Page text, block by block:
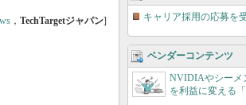
， TechTargetジャパン] キャリア採用の応募を
ベンダーコンテンツ
NVIDIAやシー
を利益に変える